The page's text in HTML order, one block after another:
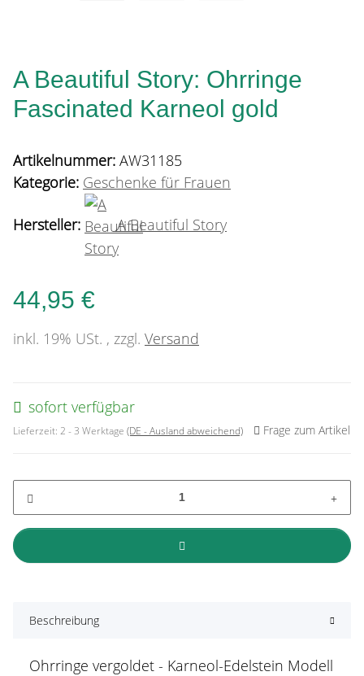
A Beautiful Story: Ohrringe
Fascinated Karneol gold
Artikelnummer: AW31185
Kategorie: Geschenke für Frauen
Hersteller: A Beautiful Story
44,95 €
inkl. 19% USt. , zzgl. Versand
sofort verfügbar
Lieferzeit: 2 - 3 Werktage (DE - Ausland abweichend) Frage zum Artikel
Beschreibung
Ohrringe vergoldet - Karneol-Edelstein Modell